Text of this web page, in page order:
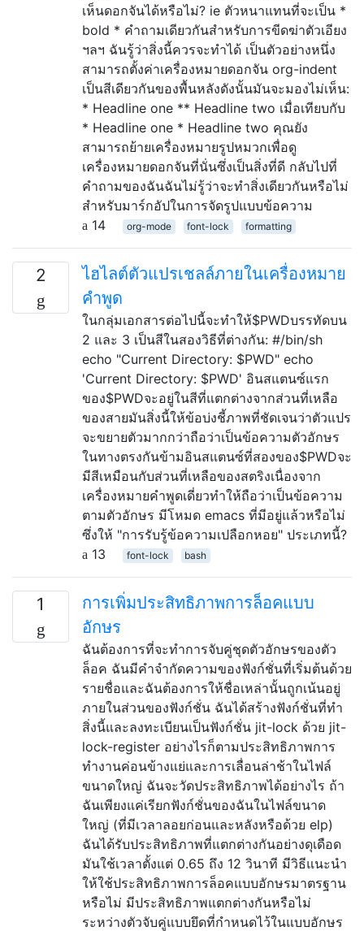
เห็นดอกจันได้หรือไม่? ie ตัวหนาแทนที่จะเป็น *
bold * คำถามเดียวกันสำหรับการขีดฆ่าตัวเอียง
ฯลฯ ฉันรู้ว่าสิ่งนี้ควรจะทำได้ เป็นตัวอย่างหนึ่ง
สามารถตั้งค่าเครื่องหมายดอกจัน org-indent
เป็นสีเดียวกันของพื้นหลังดังนั้นมันจะมองไม่เห็น:
* Headline one ** Headline two เมื่อเทียบกับ
* Headline one * Headline two คุณยัง
สามารถย้ายเครื่องหมายรูปหมวกเพื่อดู
เครื่องหมายดอกจันที่นั่นซึ่งเป็นสิ่งที่ดี กลับไปที่
คำถามของฉันฉันไม่รู้ว่าจะทำสิ่งเดียวกันหรือไม่
สำหรับมาร์กอัปในการจัดรูปแบบข้อความ
14
org-mode font-lock formatting
2
ไฮไลต์ตัวแปรเชลล์ภายในเครื่องหมาย
คำพูด
ในกลุ่มเอกสารต่อไปนี้จะทำให้$PWDบรรทัดบน
2 และ 3 เป็นสีในสองวิธีที่ต่างกัน: #/bin/sh
echo "Current Directory: $PWD" echo
'Current Directory: $PWD' อินสแตนซ์แรก
ของ$PWDจะอยู่ในสีที่แตกต่างจากส่วนที่เหลือ
ของสายมันสิ่งนี้ให้ข้อบ่งชี้ภาพที่ชัดเจนว่าตัวแปร
จะขยายตัวมากกว่าถือว่าเป็นข้อความตัวอักษร
ในทางตรงกันข้ามอินสแตนซ์ที่สองของ$PWDจะ
มีสีเหมือนกับส่วนที่เหลือของสตริงเนื่องจาก
เครื่องหมายคำพูดเดี่ยวทำให้ถือว่าเป็นข้อความ
ตามตัวอักษร มีโหมด emacs ที่มีอยู่แล้วหรือไม่
ซึ่งให้ "การรับรู้ข้อความเปลือกหอย" ประเภทนี้?
13
font-lock bash
1
การเพิ่มประสิทธิภาพการล็อคแบบ
อักษร
ฉันต้องการที่จะทำการจับคู่ชุดตัวอักษรของตัว
ล็อค ฉันมีคำจำกัดความของฟังก์ชั่นที่เริ่มต้นด้วย
รายชื่อและฉันต้องการให้ชื่อเหล่านั้นถูกเน้นอยู่
ภายในส่วนของฟังก์ชั่น ฉันได้สร้างฟังก์ชั่นที่ทำ
สิ่งนี้และลงทะเบียนเป็นฟังก์ชั่น jit-lock ด้วย jit-
lock-register อย่างไรก็ตามประสิทธิภาพการ
ทำงานค่อนข้างแย่และการเลื่อนล่าช้าในไฟล์
ขนาดใหญ่ ฉันจะวัดประสิทธิภาพได้อย่างไร ถ้า
ฉันเพียงแค่เรียกฟังก์ชั่นของฉันในไฟล์ขนาด
ใหญ่ (ที่มีเวลาลอยก่อนและหลังหรือด้วย elp)
ฉันได้รับประสิทธิภาพที่แตกต่างกันอย่างดุเดือด
มันใช้เวลาตั้งแต่ 0.65 ถึง 12 วินาที มีวิธีแนะนำ
ให้ใช้ประสิทธิภาพการล็อคแบบอักษรมาตรฐาน
หรือไม่ มีประสิทธิภาพแตกต่างกันหรือไม่
ระหว่างตัวจับคู่แบบยึดที่กำหนดไว้ในแบบอักษร